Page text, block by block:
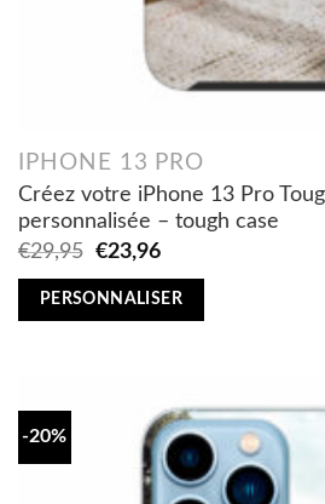
IPHONE 13 PRO
Créez votre iPhone 13 Pro
personnalisée – tough case
€29,95
Original
was:
€23,96Current
is:
PERSONNALISER
-20%